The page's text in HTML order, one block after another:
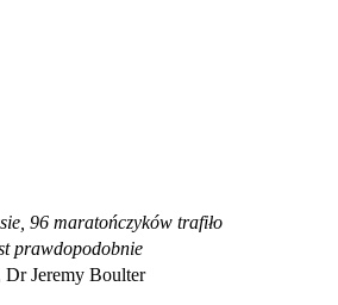
96 maratończyków trafiło
prawdopodobnie
Jeremy Boulter